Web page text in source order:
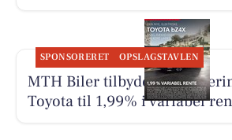
SPONSORERET OPSLAGSTAVLEN
MTH Biler tilbyder
Toyota til 1,99% i variabel